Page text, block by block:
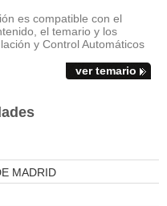
es compatible con el
el temario y los
y Control Automáticos
ver temario
MADRID